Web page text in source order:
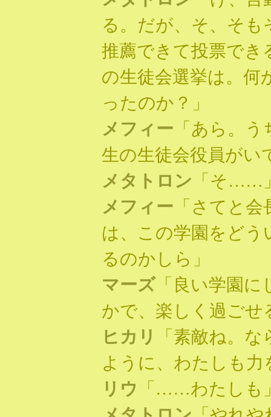
る。だが、そ、そ
推薦できて投票でき
の生徒会選挙は。何
ったのか？」
メフィー 「あら。
生の生徒会役員がい
メタトロン 「そ……
メフィー 「さてと
は、この学園をど
るのかしら」
マーズ「良い学園に
かで、楽しく過ごせ
ヒカリ
「素敵ね。
ように、わたしも力
リウ
「……わたしも